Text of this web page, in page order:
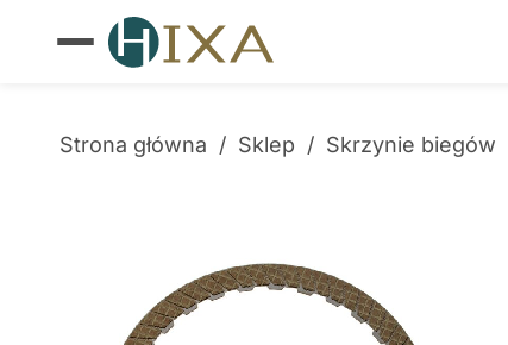
Strona główna / Sklep / Skrzynie biegów